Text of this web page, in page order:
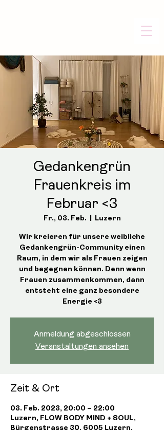
Gedankengrün
Frauenkreis im
Februar <3
Fr., 03. Feb. Luzern
Wir kreieren für unsere weibliche
Gedankengrün-Community einen
Raum, in dem wir als Frauen zeigen
und begegnen können. Denn wenn
Frauen zusammenkommen, dann
entsteht eine ganz besondere
Energie <3
Anmeldung abgeschlossen
Veranstaltungen ansehen
Zeit & Ort
03. Feb. 2023, 20:00 – 22:00
Luzern, FLOW BODY MIND + SOUL,
Bürgenstrasse 30, 6005 Luzern,